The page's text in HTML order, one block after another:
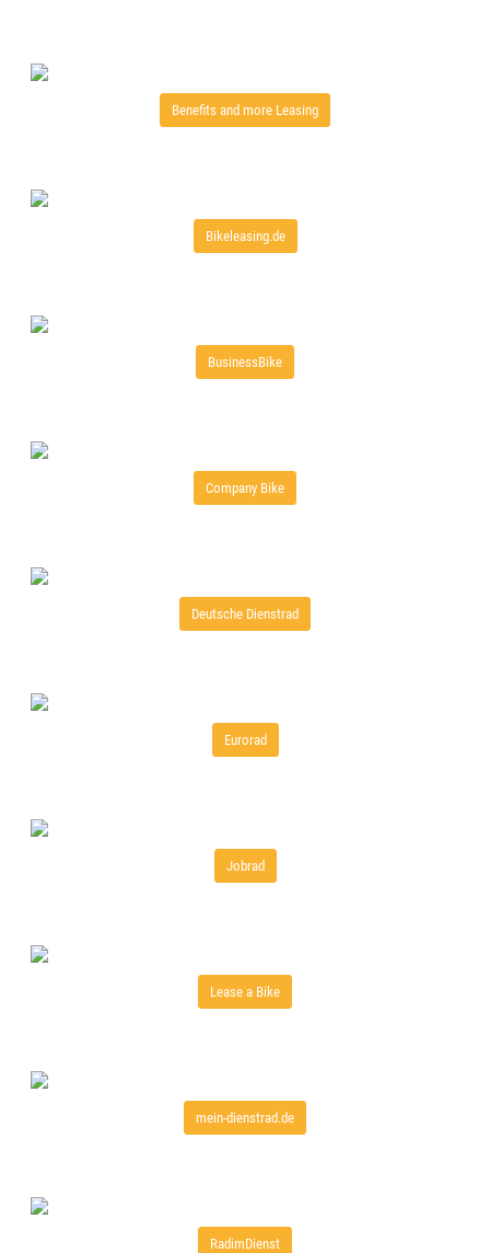
Benefits and more Leasing
Bikeleasing.de
BusinessBike
Company Bike
Deutsche Dienstrad
Eurorad
Jobrad
Lease a Bike
mein-dienstrad.de
RadimDienst